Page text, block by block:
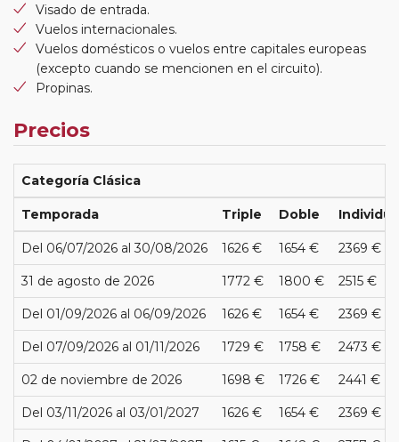
Visado de entrada.
Vuelos internacionales.
Vuelos domésticos o vuelos entre capitales europeas
(excepto cuando se mencionen en el circuito).
Propinas.
Precios
Categoría Clásica
Temporada Triple Doble
Del 06/07/2026 al 30/08/2026 1626 € 1654 € 2369 €
31 de agosto de 2026 1772 € 1800 € 2515 €
Del 01/09/2026 al 06/09/2026 1626 € 1654 € 2369 €
Del 07/09/2026 al 01/11/2026 1729 € 1758 € 2473 €
02 de noviembre de 2026 1698 € 1726 € 2441 €
Del 03/11/2026 al 03/01/2027 1626 € 1654 € 2369 €